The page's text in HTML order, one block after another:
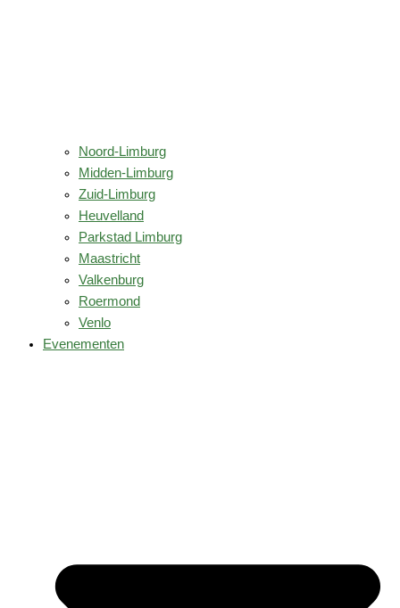
Noord-Limburg
Midden-Limburg
Zuid-Limburg
Heuvelland
Parkstad Limburg
Maastricht
Valkenburg
Roermond
Venlo
Evenementen